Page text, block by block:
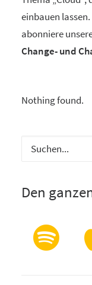
einbauen
abonniere
Change- und
Nothing found.
Den